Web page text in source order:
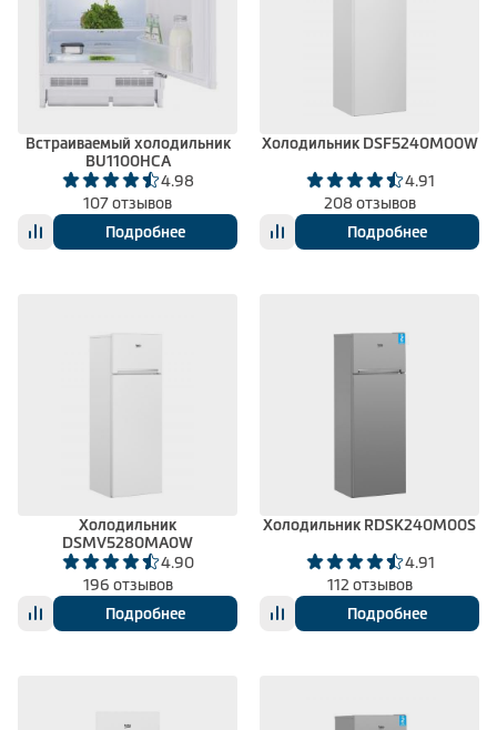
Встраиваемый холодильник
BU1100HCA
4.98
107 отзывов
Подробнее
Холодильник DSF5240M00W
4.91
208 отзывов
Подробнее
Холодильник
DSMV5280MA0W
4.90
196 отзывов
Подробнее
Холодильник RDSK240M00S
4.91
112 отзывов
Подробнее